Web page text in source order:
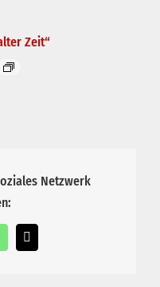
Zeit“
Netzwerk
E-
Mail